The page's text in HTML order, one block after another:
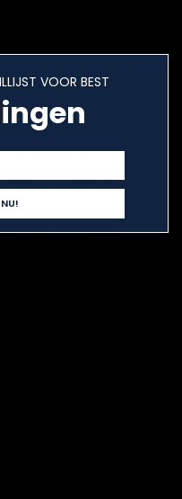
VOOR BEST